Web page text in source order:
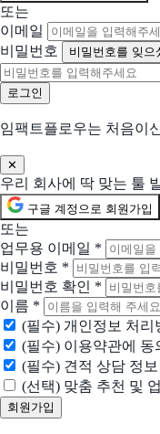
Shopify 현
월 US$1에 아이디
선택한 업체들과 함께 비교
센트비즈
카페24
글로벌 전자상거
아임웹
카카오 친구톡으
또는
이메일
비밀번호
비밀번호를 잊으
임팩트플로우는 처음이
✕
우리 회사에 딱 맞는 툴
구글 계정으로 회원가입
또는
업무용 이메일 *
비밀번호 *
비밀번호 확인 *
이름 *
(필수) 개인정보 처리
(필수) 이용약관에 동
(필수) 견적 상담 정보
(선택) 맞춤 추천 및